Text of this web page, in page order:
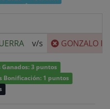
v/s GONZALO
Ganados: 3 puntos
Bonificación: 1 puntos